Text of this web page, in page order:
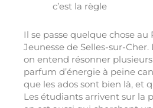
c’est la règle
Il se passe quelque chose
Jeunesse de Selles-sur-
on entend résonner
parfum d’énergie à peine
que les ados sont bien là, et
Les étudiants arrivent sur la